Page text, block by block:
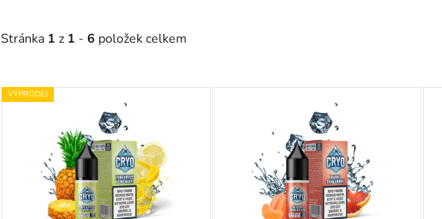
Stránka 1 z 1 - 6 položek celkem
V
ý
VÝPRODEJ